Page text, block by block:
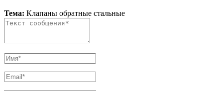
Тема: Клапаны обратные стальные